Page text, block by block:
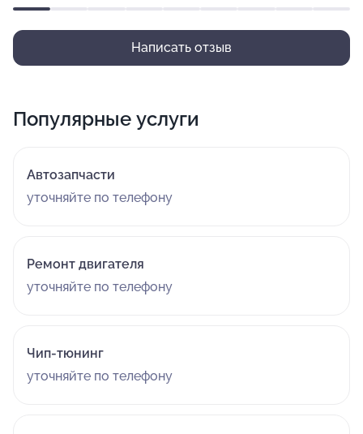
Написать отзыв
Популярные услуги
Автозапчасти
уточняйте по телефону
Ремонт двигателя
уточняйте по телефону
Чип-тюнинг
уточняйте по телефону